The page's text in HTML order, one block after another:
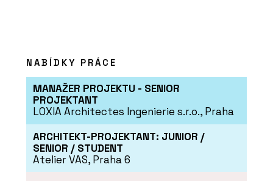
NABÍDKY PRÁCE
MANAŽER PROJEKTU - SENIOR
PROJEKTANT
LOXIA Architectes Ingenierie s.r.o., Praha
ARCHITEKT-PROJEKTANT: JUNIOR /
SENIOR / STUDENT
Atelier VAS, Praha 6